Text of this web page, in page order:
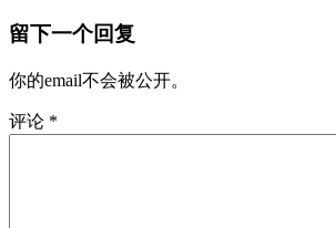
留下一个回复
你的email不会被公开。
评论 *